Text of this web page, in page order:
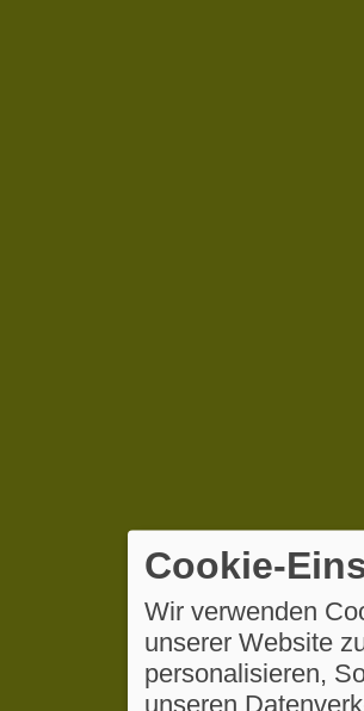
Cookie-
Wir verwenden
unserer Website
personalisieren,